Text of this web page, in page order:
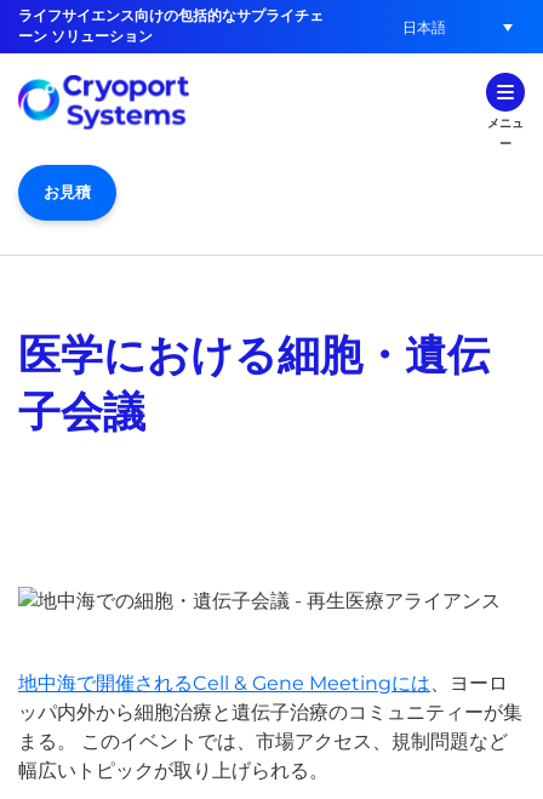
ライフサイエンス向けの包括的なサプライチェ
ーン ソリューション
日本語
メニュ
ー
お見積
医学における細胞・遺伝
子会議
地中海で開催されるCell & Gene Meetingには、ヨーロ
ッパ内外から細胞治療と遺伝子治療のコミュニティーが集
まる。 このイベントでは、市場アクセス、規制問題など
幅広いトピックが取り上げられる。